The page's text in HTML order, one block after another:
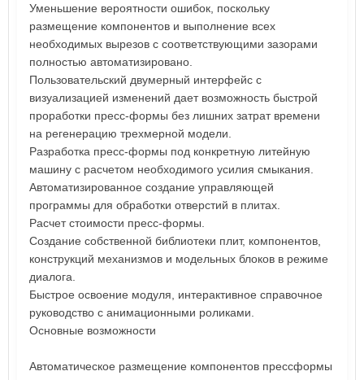
Уменьшение вероятности ошибок, поскольку
размещение компонентов и выполнение всех
необходимых вырезов с соответствующими зазорами
полностью автоматизировано.
Пользовательский двумерный интерфейс с
визуализацией изменений дает возможность быстрой
проработки пресс-формы без лишних затрат времени
на регенерацию трехмерной модели.
Разработка пресс-формы под конкретную литейную
машину с расчетом необходимого усилия смыкания.
Автоматизированное создание управляющей
программы для обработки отверстий в плитах.
Расчет стоимости пресс-формы.
Создание собственной библиотеки плит, компонентов,
конструкций механизмов и модельных блоков в режиме
диалога.
Быстрое освоение модуля, интерактивное справочное
руководство с анимационными роликами.
Основные возможности
Автоматическое размещение компонентов прессформы